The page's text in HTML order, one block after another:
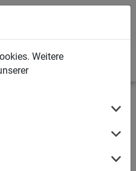
Weitere